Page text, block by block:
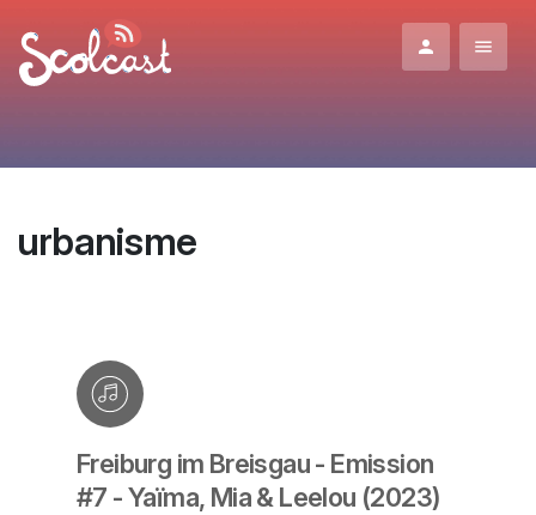
urbanisme
Freiburg im Breisgau - Emission
#7 - Yaïma, Mia & Leelou (2023)